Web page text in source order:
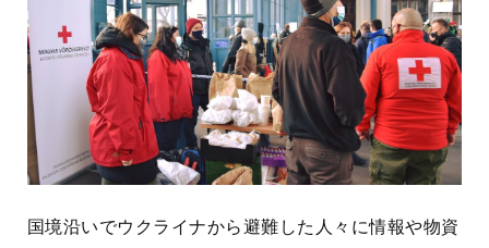
国境沿いでウクライナから避難した人々に情報や物資